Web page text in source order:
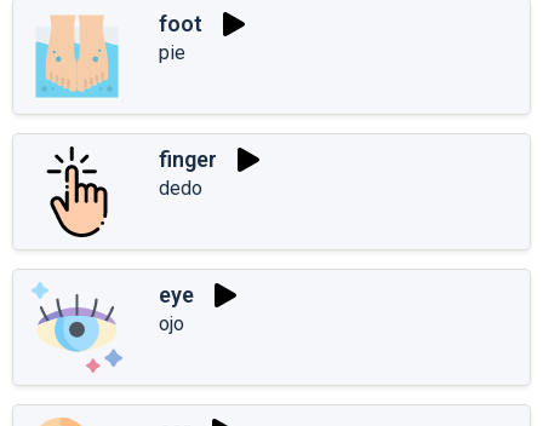
foot
pie
finger
dedo
eye
ojo